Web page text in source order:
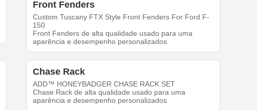
Front Fenders
Custom Tuscany FTX Style Front Fenders For Ford F-
150
Front Fenders de alta qualidade usado para uma
aparência e desempenho personalizados.
Chase Rack
ADD™ HONEYBADGER CHASE RACK SET
Chase Rack de alta qualidade usado para uma
aparência e desempenho personalizados.